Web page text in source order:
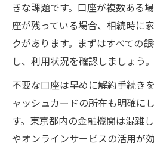
きな課題です。口座が複数ある
座が残っている場合、相続時に
クがあります。まずはすべての
し、利用状況を確認しましょう。
不要な口座は早めに解約手続き
ャッシュカードの所在も明確に
す。東京都内の金融機関は混雑
やオンラインサービスの活用が